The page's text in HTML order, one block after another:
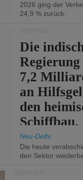
2026 ging der
24,9 % zurück.
Die
7,2
an
den
Schiffbau.
Neu-Delhi
Die heute
den Sektor